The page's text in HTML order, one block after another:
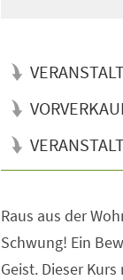
Raus aus der
Schwung! Ein
Geist. Dieser